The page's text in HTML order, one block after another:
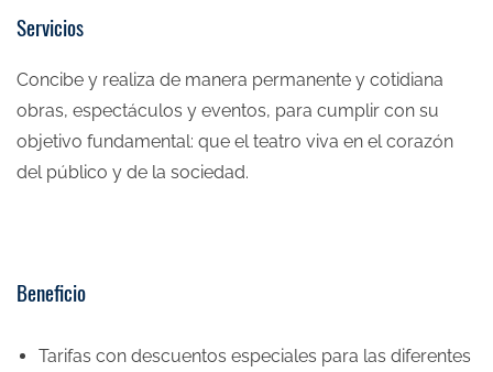
Servicios
Concibe y realiza de manera permanente y cotidiana
obras, espectáculos y eventos, para cumplir con su
objetivo fundamental: que el teatro viva en el corazón
del público y de la sociedad.
Beneficio
Tarifas con descuentos especiales para las diferentes